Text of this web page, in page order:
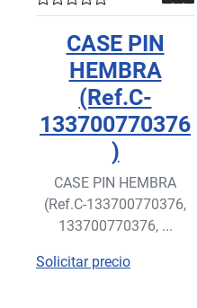
CASE PIN
HEMBRA
(Ref.C-
133700770376
)
CASE PIN HEMBRA
(Ref.C-133700770376,
133700770376, ...
Solicitar precio